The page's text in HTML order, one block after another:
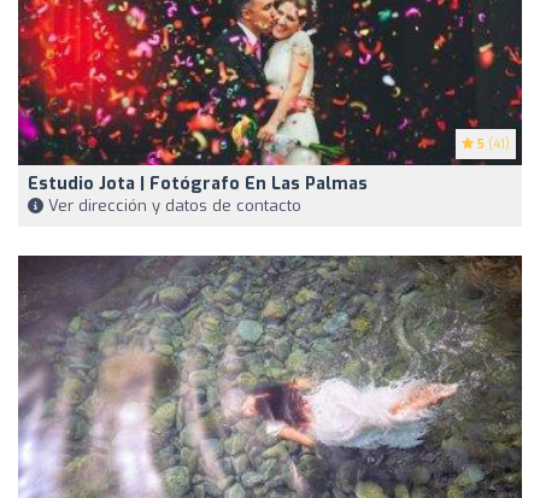
5 (41)
Estudio Jota | Fotógrafo En Las Palmas
Ver dirección y datos de contacto